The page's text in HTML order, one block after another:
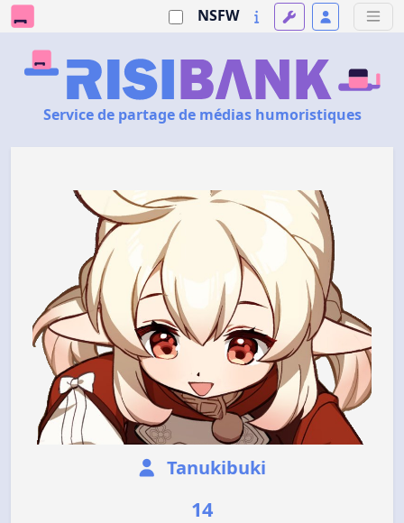
NSFW
Service de partage de médias humoristiques
Tanukibuki
14